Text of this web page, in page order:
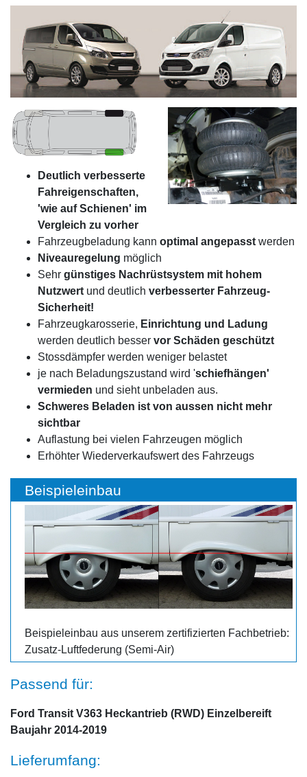
Deutlich verbesserte
Fahreigenschaften,
'wie auf Schienen' im
Vergleich zu vorher
Fahrzeugbeladung kann optimal angepasst werden
Niveauregelung möglich
Sehr günstiges Nachrüstsystem mit hohem
Nutzwert und deutlich verbesserter Fahrzeug-
Sicherheit!
Fahrzeugkarosserie, Einrichtung und Ladung
werden deutlich besser vor Schäden geschützt
Stossdämpfer werden weniger belastet
je nach Beladungszustand wird 'schiefhängen'
vermieden und sieht unbeladen aus.
Schweres Beladen ist von aussen nicht mehr
sichtbar
Auflastung bei vielen Fahrzeugen möglich
Erhöhter Wiederverkaufswert des Fahrzeugs
Beispieleinbau
Beispieleinbau aus unserem zertifizierten Fachbetrieb:
Zusatz-Luftfederung (Semi-Air)
Passend für:
Ford Transit V363 Heckantrieb (RWD) Einzelbereift
Baujahr 2014-2019
Lieferumfang: